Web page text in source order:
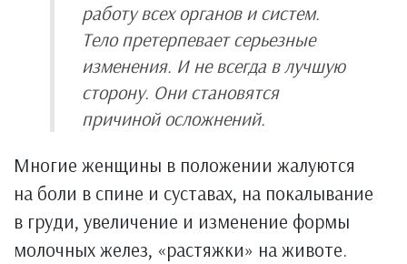
работу всех органов и систем.
Тело претерпевает серьезные
изменения. И не всегда в лучшую
сторону. Они становятся
причиной осложнений.
Многие женщины в положении жалуются
на боли в спине и суставах, на покалывание
в груди, увеличение и изменение формы
молочных желез, «растяжки» на животе.